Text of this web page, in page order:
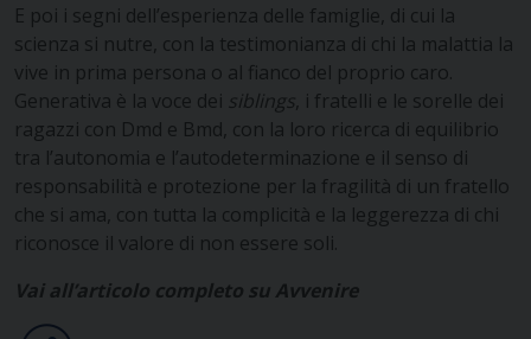
E poi i segni dell’esperienza delle famiglie, di cui la
scienza si nutre, con la testimonianza di chi la malattia la
vive in prima persona o al fianco del proprio caro.
Generativa è la voce dei siblings , i fratelli e le sorelle dei
ragazzi con Dmd e Bmd, con la loro ricerca di equilibrio
tra l’autonomia e l’autodeterminazione e il senso di
responsabilità e protezione per la fragilità di un fratello
che si ama, con tutta la complicità e la leggerezza di chi
riconosce il valore di non essere soli.
Vai all’articolo completo su Avvenire